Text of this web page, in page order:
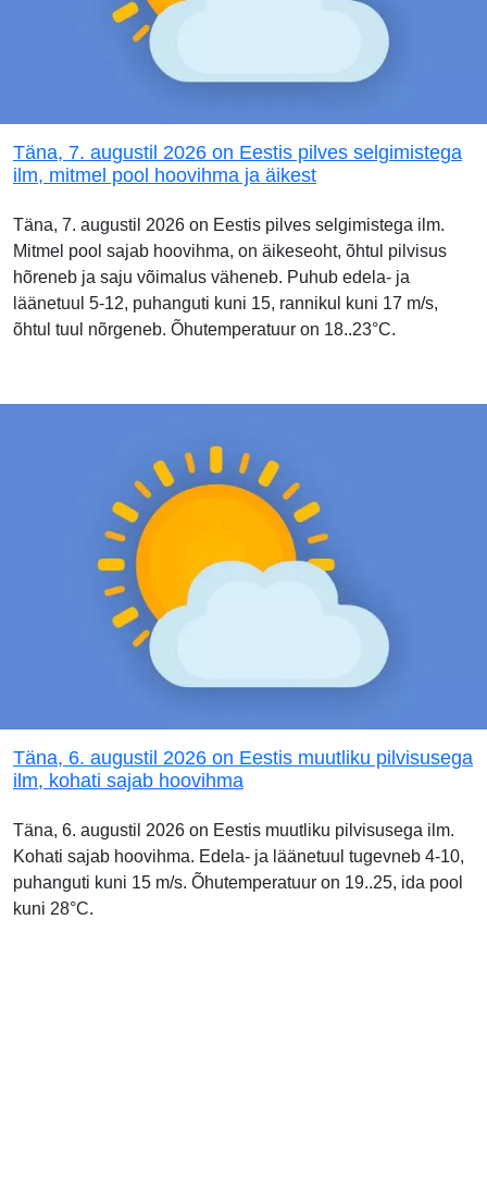
Täna, 7. augustil 2026 on Eestis pilves selgimistega
ilm, mitmel pool hoovihma ja äikest
Täna, 7. augustil 2026 on Eestis pilves selgimistega ilm.
Mitmel pool sajab hoovihma, on äikeseoht, õhtul pilvisus
hõreneb ja saju võimalus väheneb. Puhub edela- ja
läänetuul 5-12, puhanguti kuni 15, rannikul kuni 17 m/s,
õhtul tuul nõrgeneb. Õhutemperatuur on 18..23°C.
Täna, 6. augustil 2026 on Eestis muutliku pilvisusega
ilm, kohati sajab hoovihma
Täna, 6. augustil 2026 on Eestis muutliku pilvisusega ilm.
Kohati sajab hoovihma. Edela- ja läänetuul tugevneb 4-10,
puhanguti kuni 15 m/s. Õhutemperatuur on 19..25, ida pool
kuni 28°C.